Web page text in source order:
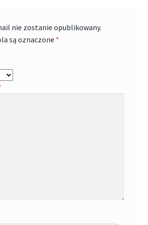
nie zostanie opublikowany.
są oznaczone *